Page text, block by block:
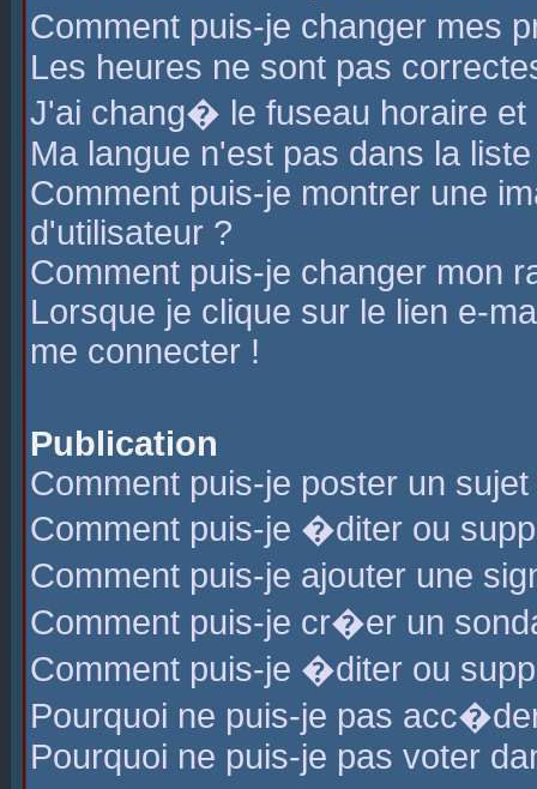
Comment puis-je changer mes
Les heures ne sont pas
J'ai chang� le fuseau horaire
Ma langue n'est pas dans la
Comment puis-je montrer une
d'utilisateur ?
Comment puis-je changer mon
Lorsque je clique sur le lien e-
me connecter !
Publication
Comment puis-je poster un
Comment puis-je �diter ou
Comment puis-je ajouter une
Comment puis-je cr�er un
Comment puis-je �diter ou
Pourquoi ne puis-je pas
Pourquoi ne puis-je pas voter